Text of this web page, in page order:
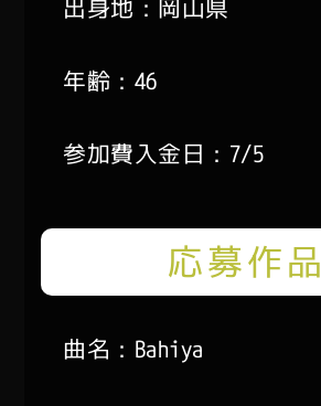
出身地：岡山県
年齢：46
参加費入金日：7/5
応募作品
曲名：Bahiya